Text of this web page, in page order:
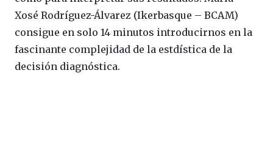
Xosé Rodríguez-Álvarez (Ikerbasque – BCAM)
consigue en solo 14 minutos introducirnos en la
fascinante complejidad de la estdística de la
decisión diagnóstica.